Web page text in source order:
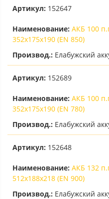
Артикул: 152647
Наименование: АКБ 100
352х175х190 (EN 850)
Производ.: Елабужский
Артикул: 152689
Наименование: АКБ 100
352х175х190 (EN 780)
Производ.: Елабужский
Артикул: 152648
Наименование: АКБ 132
512х188х218 (EN 900)
Производ.: Елабужский